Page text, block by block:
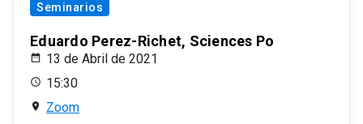
Seminarios
Eduardo Perez-Richet, Sciences Po
13 de Abril de 2021
15:30
Zoom